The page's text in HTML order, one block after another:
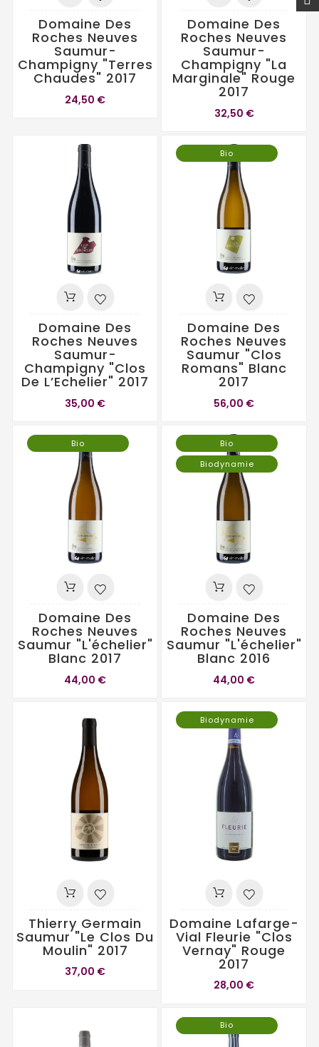
Domaine Des
Roches Neuves
Saumur-
Champigny "Terres
Chaudes" 2017
24,50 €
Domaine Des
Roches Neuves
Saumur-
Champigny "La
Marginale" Rouge
2017
32,50 €
Domaine Des
Roches Neuves
Saumur-
Champigny "Clos
De L’Echelier" 2017
35,00 €
Bio
Domaine Des
Roches Neuves
Saumur "Clos
Romans" Blanc
2017
56,00 €
Bio
Domaine Des
Roches Neuves
Saumur "L'échelier"
Blanc 2017
44,00 €
Bio
Biodynamie
Domaine Des
Roches Neuves
Saumur "L'échelier"
Blanc 2016
44,00 €
Thierry Germain
Saumur "Le Clos Du
Moulin" 2017
37,00 €
Biodynamie
Domaine Lafarge-
Vial Fleurie "Clos
Vernay" Rouge
2017
28,00 €
Bio